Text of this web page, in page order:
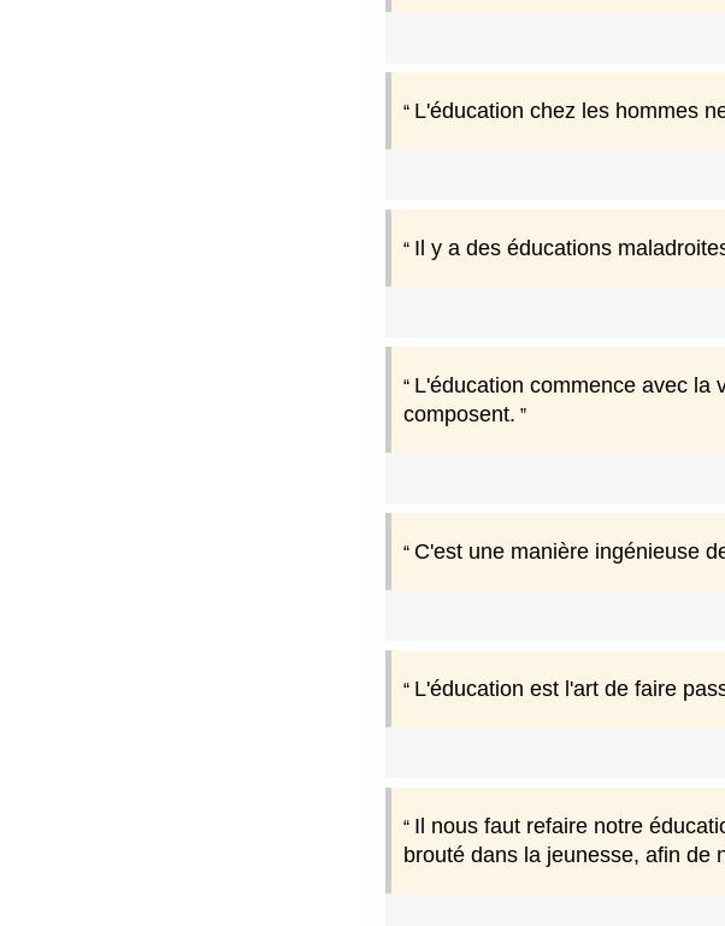
L'éducation chez les hommes
Il y a des éducations
L'éducation commence avec la
composent.
C'est une manière ingénieuse
L'éducation est l'art de faire
Il nous faut refaire notre
brouté dans la jeunesse, afin de